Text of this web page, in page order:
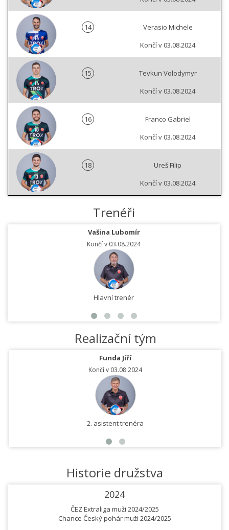
14
Verasio Michele
Končí v 03.08.2024
15
Tevkun Volodymyr
Končí v 03.08.2024
16
Franco Gabriel
Končí v 03.08.2024
18
Ureš Filip
Končí v 03.08.2024
Trenéři
Vašina Lubomír
Končí v 03.08.2024
Hlavní trenér
Realizační tým
Funda Jiří
Končí v 03.08.2024
2. asistent trenéra
Historie družstva
2024
ČEZ Extraliga muži 2024/2025
Chance Český pohár muži 2024/2025